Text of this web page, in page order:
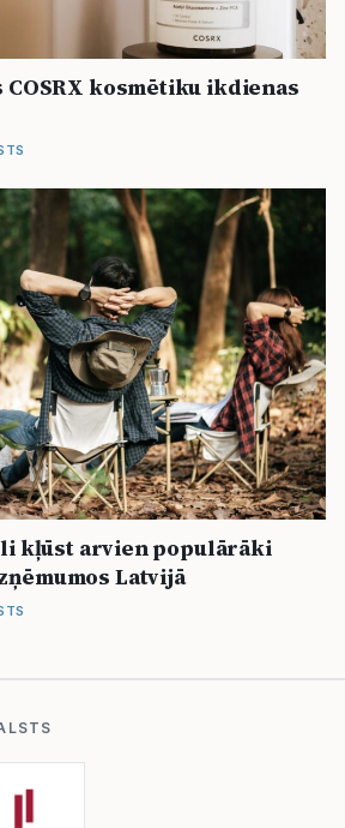
kosmētiku ikdienas
kļūst arvien populārāki
Latvijā